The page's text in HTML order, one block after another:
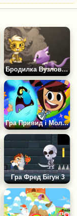
Бродилка Вузлова Історія
Гра Привид і Моллі МакГі: Фестиваль
Гра Фред Бігун 3